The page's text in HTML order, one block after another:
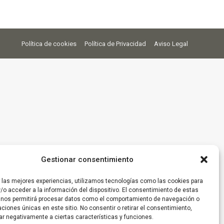
Gestionar consentimiento
las mejores experiencias, utilizamos tecnologías como las cookies para
o acceder a la información del dispositivo. El consentimiento de estas
permitirá procesar datos como el comportamiento de navegación o
únicas en este sitio. No consentir o retirar el consentimiento,
negativamente a ciertas características y funciones.
Política de cookies Política de Privacidad Aviso Legal